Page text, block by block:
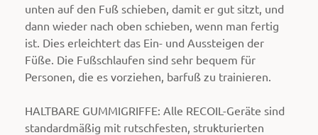
unten auf den Fuß schieben, damit er gut sitzt, und
dann wieder nach oben schieben, wenn man fertig
ist. Dies erleichtert das Ein- und Aussteigen der
Füße. Die Fußschlaufen sind sehr bequem für
Personen, die es vorziehen, barfuß zu trainieren.
HALTBARE GUMMIGRIFFE: Alle RECOIL-Geräte sind
standardmäßig mit rutschfesten, strukturierten